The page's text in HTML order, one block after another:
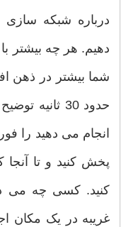
درباره شبکه سازی
دهیم. هر چه بیشتر
شما بیشتر در ذهن
حدود 30
انجام می دهید را
پخش کنید و تا آنجا
کنید. کسی چه می
غریبه در یک مکان